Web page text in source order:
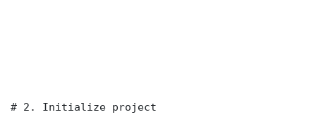
# 2. Initialize project